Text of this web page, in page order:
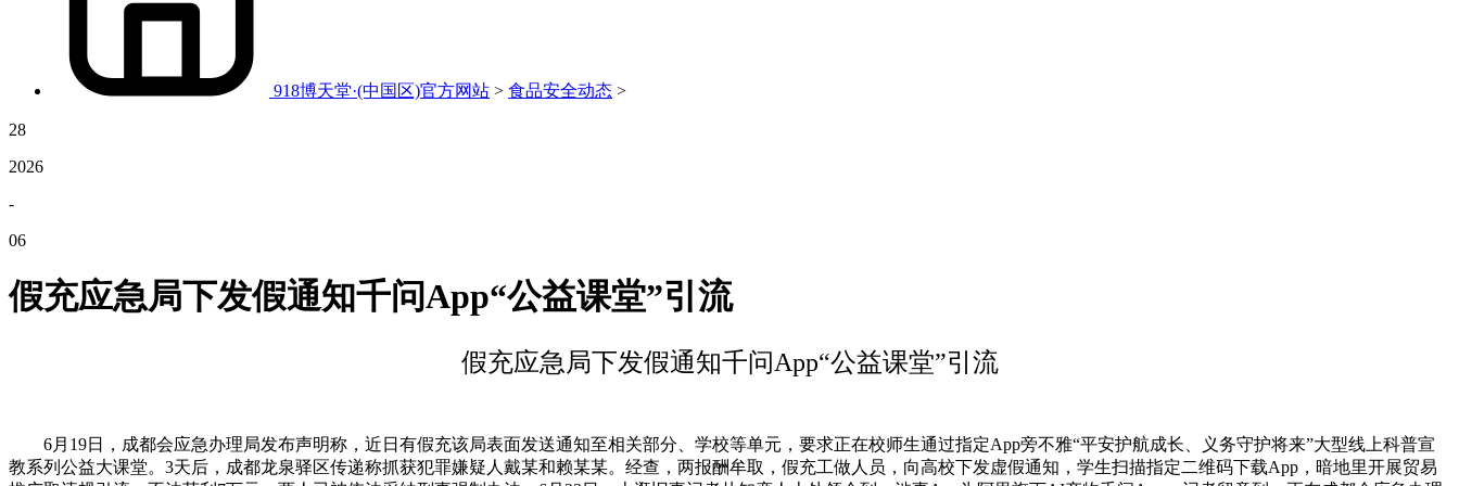
918博天堂·(中国区)官方网站 > 食品安全动态 >
28
2026
-
06
假充应急局下发假通知千问App“公益课堂”引流
假充应急局下发假通知千问App“公益课堂”引流
6月19日，成都会应急办理局发布声明称，近日有假充该局表面发送通知至相关部分、学校等单元，要求正在校师生通过指定App旁不雅“平安护航成长、义务守护将来”大型线上科普宣
教系列公益大课堂。3天后，成都龙泉驿区传递称抓获犯罪嫌疑人戴某和赖某某。经查，两报酬牟取，假充工做人员，向高校下发虚假通知，学生扫描指定二维码下载App，暗地里开展贸易